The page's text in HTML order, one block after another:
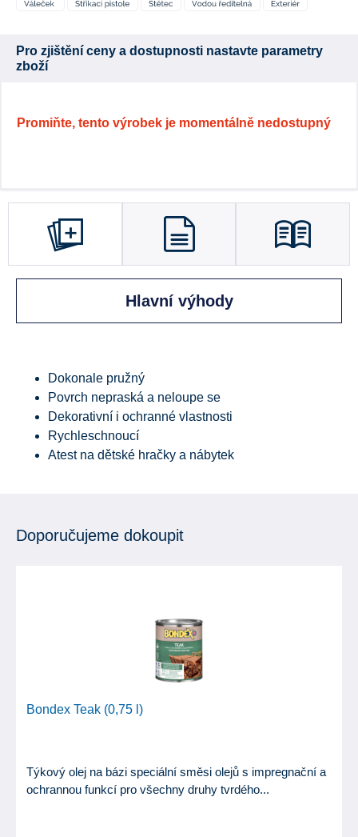
Pro zjištění ceny a dostupnosti nastavte parametry
zboží
Promiňte, tento výrobek je momentálně nedostupný
Hlavní výhody
Dokonale pružný
Povrch nepraská a neloupe se
Dekorativní i ochranné vlastnosti
Rychleschnoucí
Atest na dětské hračky a nábytek
Doporučujeme dokoupit
Bondex Teak (0,75 l)
Týkový olej na bázi speciální směsi olejů s impregnační a
ochrannou funkcí pro všechny druhy tvrdého...